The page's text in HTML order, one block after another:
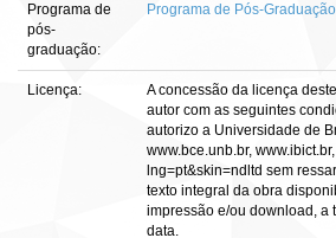
Programa de
pós-
graduação:
Programa de Pós-
Licença:
A concessão da licença
autor com as seguintes
autorizo a Universidade de
www.bce.unb.br,
lng=pt&skin=ndltd sem
texto integral da obra
impressão e/ou download, a
data.